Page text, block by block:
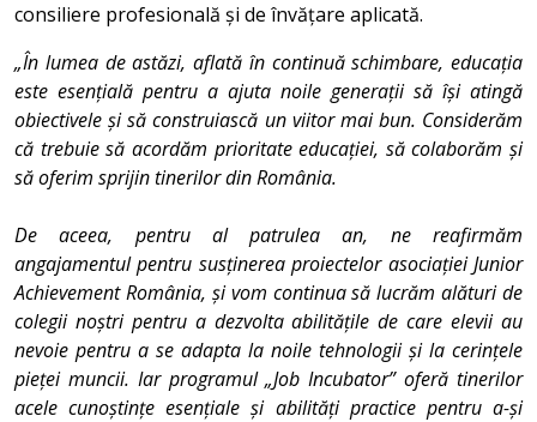
consiliere profesională și de învățare aplicată.
„În lumea de astăzi, aflată în continuă schimbare, educația
este esențială pentru a ajuta noile generații să își atingă
obiectivele și să construiască un viitor mai bun. Considerăm
că trebuie să acordăm prioritate educației, să colaborăm și
să oferim sprijin tinerilor din România.
De aceea, pentru al patrulea an, ne reafirmăm
angajamentul pentru susținerea proiectelor asociației Junior
Achievement România, și vom continua să lucrăm alături de
colegii noștri pentru a dezvolta abilitățile de care elevii au
nevoie pentru a se adapta la noile tehnologii și la cerințele
pieței muncii. Iar programul „Job Incubator” oferă tinerilor
acele cunoștințe esențiale și abilități practice pentru a-și